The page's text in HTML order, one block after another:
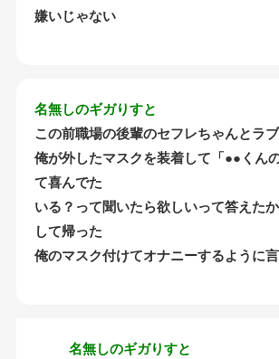
嫌いじゃない
名無しのギガりすと
この前職場の後輩のセフレちゃんとラ
俺が外したマスクを装着して「●●くん
て喜んでた
いる？って聞いたら欲しいって答えた
して帰った
俺のマスク付けてオナニーするように
名無しのギガりすと